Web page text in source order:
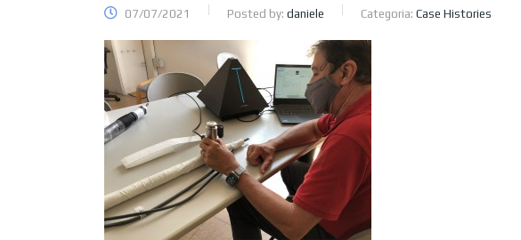
07/07/2021 Posted by: daniele Categoria: Case Histories